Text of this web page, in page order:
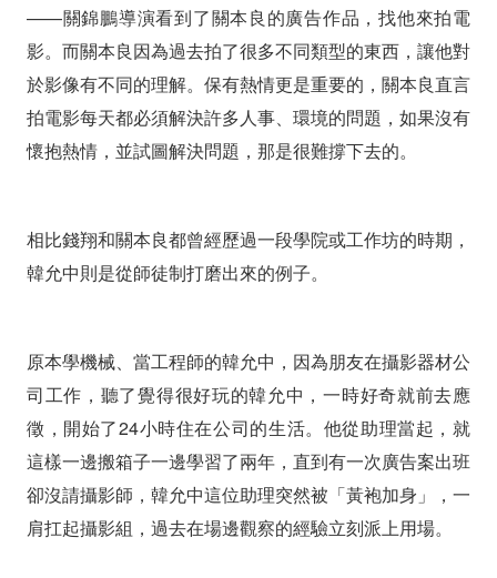
——關錦鵬導演看到了關本良的廣告作品，找他來拍電
影。而關本良因為過去拍了很多不同類型的東西，讓他對
於影像有不同的理解。保有熱情更是重要的，關本良直言
拍電影每天都必須解決許多人事、環境的問題，如果沒有
懷抱熱情，並試圖解決問題，那是很難撐下去的。
相比錢翔和關本良都曾經歷過一段學院或工作坊的時期，
韓允中則是從師徒制打磨出來的例子。
原本學機械、當工程師的韓允中，因為朋友在攝影器材公
司工作，聽了覺得很好玩的韓允中，一時好奇就前去應
徵，開始了24小時住在公司的生活。他從助理當起，就
這樣一邊搬箱子一邊學習了兩年，直到有一次廣告案出班
卻沒請攝影師，韓允中這位助理突然被「黃袍加身」，一
肩扛起攝影組，過去在場邊觀察的經驗立刻派上用場。